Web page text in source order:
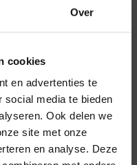
Over
cookies
en advertenties te
social media te bieden
Ook delen we
site met onze
en analyse. Deze
×